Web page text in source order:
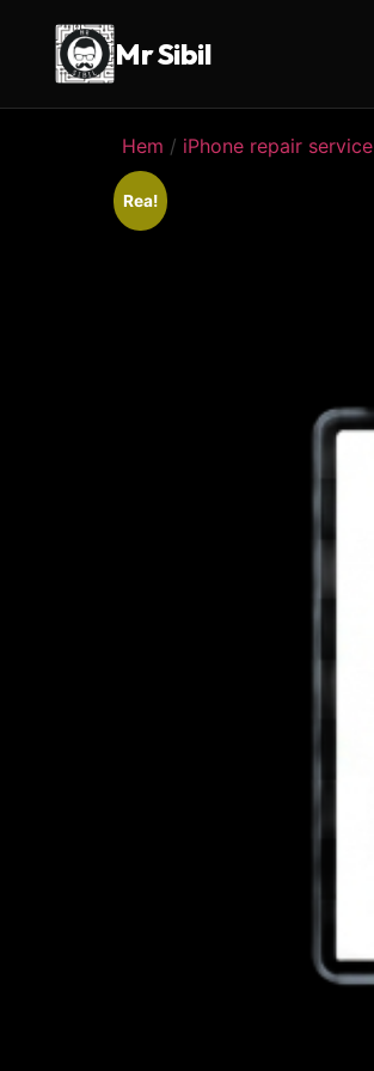
Mr Sibil
Hem / iPhone repair service
Rea!